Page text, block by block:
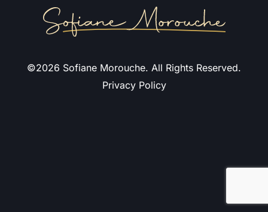
©2026 Sofiane Morouche. All Rights Reserved.
Privacy Policy